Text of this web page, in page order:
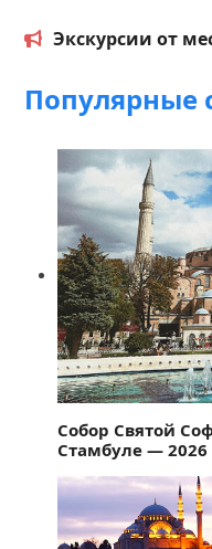
Экскурсии от
Популярные
Собор Святой
Стамбуле — 2026